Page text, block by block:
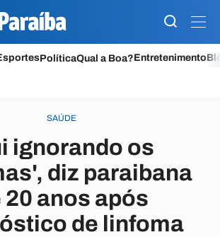
PolíticaQual a Boa?Entretenimento
SAÚDE
ignorando os
diz paraibana
20 anos após
de linfoma